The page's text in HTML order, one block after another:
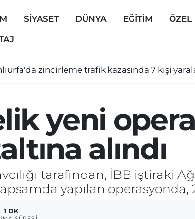
SİYASET DÜNYA EĞİTİM ÖZEL
zincirleme trafik kazasında 7 kişi
yeni
alındı
tarafından, İBB iştiraki
yapılan operasyonda,
1 DK